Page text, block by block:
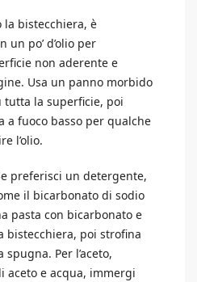
la bistecchiera, è
po’ d’olio per
non aderente e
Usa un panno morbido
tutta la superficie, poi
a fuoco basso per qualche
l’olio.
preferisci un detergente,
il bicarbonato di sodio
pasta con bicarbonato e
bistecchiera, poi strofina
Per l’aceto,
aceto e acqua, immergi